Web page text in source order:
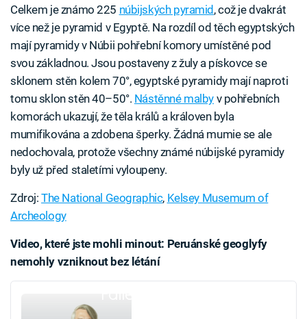
Celkem je známo 225 núbijských pyramid, což je dvakrát
více než je pyramid v Egyptě. Na rozdíl od těch egyptských
mají pyramidy v Núbii pohřební komory umístěné pod
svou základnou. Jsou postaveny z žuly a pískovce se
sklonem stěn kolem 70°, egyptské pyramidy mají naproti
tomu sklon stěn 40–50°. Nástěnné malbyv pohřebních
komorách ukazují, že těla králů a královen byla
mumifikována a zdobena šperky. Žádná mumie se ale
nedochovala, protože všechny známé núbijské pyramidy
byly už před staletími vyloupeny.
Zdroj:The National Geographic, Kelsey Musemum of
Archeology
Video, které jste mohli minout: Peruánské geoglyfy
nemohly vzniknout bez létání